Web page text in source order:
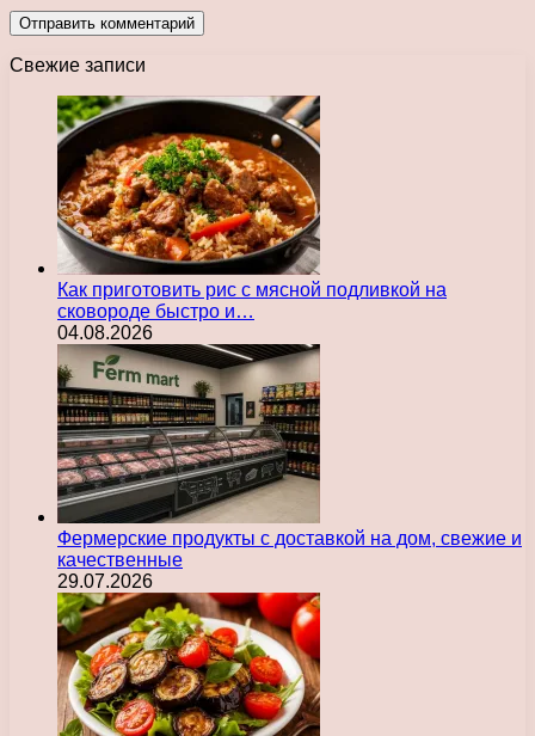
Свежие записи
Как приготовить рис с мясной подливкой на
сковороде быстро и…
04.08.2026
Фермерские продукты с доставкой на дом, свежие и
качественные
29.07.2026